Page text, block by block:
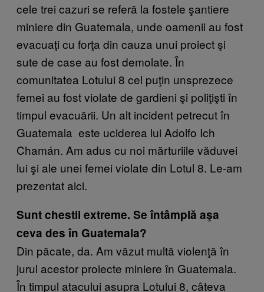
cele trei cazuri se referă la fostele şantiere
miniere din Guatemala, unde oamenii au fost
evacuaţi cu forţa din cauza unui proiect şi
sute de case au fost demolate. În
comunitatea Lotului 8 cel puţin unsprezece
femei au fost violate de gardieni şi poliţişti în
timpul evacuării. Un alt incident petrecut în
Guatemala este uciderea lui Adolfo Ich
Chamán. Am adus cu noi mărturiile văduvei
lui şi ale unei femei violate din Lotul 8. Le-am
prezentat aici.
Sunt chestii extreme. Se întâmplă aşa
ceva des în Guatemala?
Din păcate, da. Am văzut multă violenţă în
jurul acestor proiecte miniere în Guatemala.
În timpul atacului asupra Lotului 8, câteva